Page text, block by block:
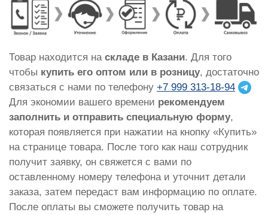
Товар находится на складе в Казани. Для того
чтобы купить его оптом или в розницу, достаточно
связаться с нами по телефону +7 999 313-18-94
Для экономии вашего времени рекомендуем
заполнить и отправить специальную форму,
которая появляется при нажатии на кнопку «Купить»
на странице товара. После того как наш сотрудник
получит заявку, он свяжется с вами по
оставленному номеру телефона и уточнит детали
заказа, затем передаст вам информацию по оплате.
После оплаты вы сможете получить товар на